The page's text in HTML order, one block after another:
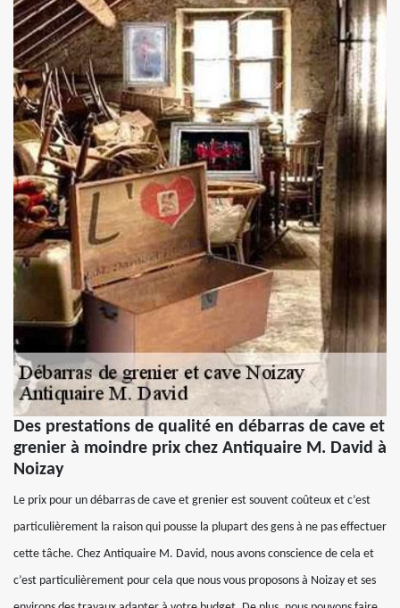
Des prestations de qualité en débarras de cave et
grenier à moindre prix chez Antiquaire M. David à
Noizay
Le prix pour un débarras de cave et grenier est souvent coûteux et c’est
particulièrement la raison qui pousse la plupart des gens à ne pas effectuer
cette tâche. Chez Antiquaire M. David, nous avons conscience de cela et
c’est particulièrement pour cela que nous vous proposons à Noizay et ses